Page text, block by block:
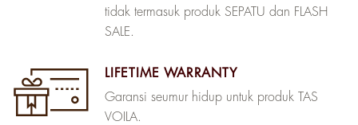
tidak termasuk produk SEPATU dan FLASH
SALE.
LIFETIME WARRANTY
Garansi seumur hidup untuk produk TAS
VOILA.